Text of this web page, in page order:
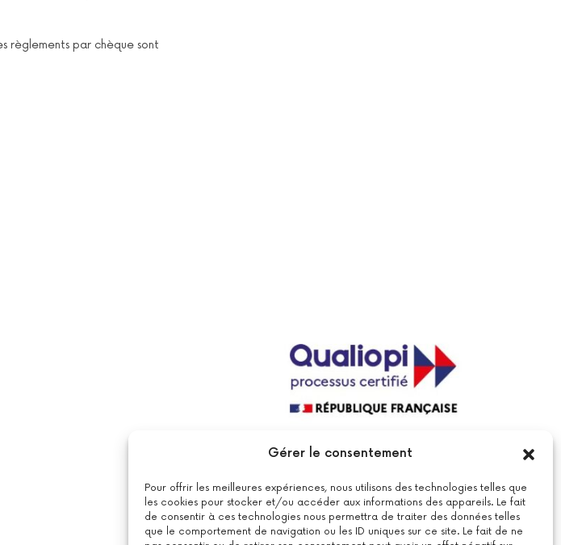
Gérer le consentement
Pour offrir les meilleures expériences, nous utilisons des technologies telles que
les cookies pour stocker et/ou accéder aux informations des appareils. Le fait
de consentir à ces technologies nous permettra de traiter des données telles
que le comportement de navigation ou les ID uniques sur ce site. Le fait de ne
règlements par chèque sont
La certification qualité a été délivrée au
de formations.Voir le certificat